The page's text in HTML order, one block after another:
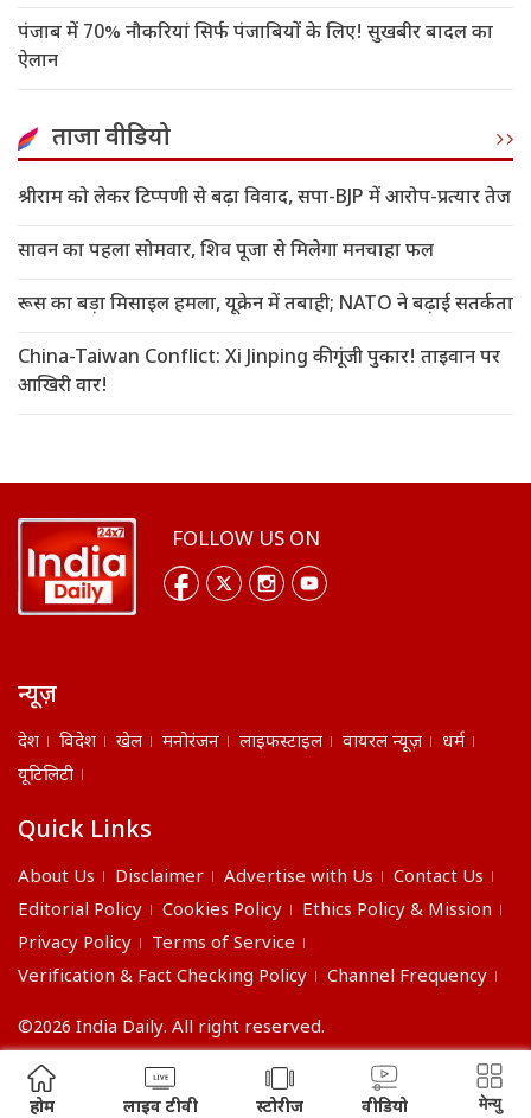
पंजाब में 70% नौकरियां सिर्फ पंजाबियों के लिए! सुखबीर बादल का
ऐलान
ताजा वीडियो
श्रीराम को लेकर टिप्पणी से बढ़ा विवाद, सपा-BJP में आरोप-प्रत्यार तेज
सावन का पहला सोमवार, शिव पूजा से मिलेगा मनचाहा फल
रूस का बड़ा मिसाइल हमला, यूक्रेन में तबाही; NATO ने बढ़ाई सतर्कता
China-Taiwan Conflict: Xi Jinping की गूंजी पुकार! ताइवान पर
आखिरी वार!
FOLLOW US ON
न्यूज़
देश विदेश खेल मनोरंजन लाइफस्टाइल वायरल न्यूज़
धर्म
यूटिलिटी
Quick Links
About Us Disclaimer Advertise with Us
Contact Us
Editorial Policy
Cookies Policy
Ethics Policy & Mission
Privacy Policy
Terms of Service
Verification & Fact Checking Policy
Channel Frequency
©2026 India Daily. All right reserved.
होम लाइव टीवी स्टोरीज वीडियो मेन्यु